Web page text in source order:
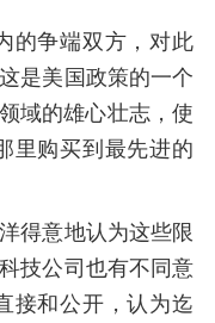
的争端双方，对此
是美国政策的一个
域的雄心壮志，使
里购买到最先进的
得意地认为这些限
技公司也有不同意
接和公开，认为迄